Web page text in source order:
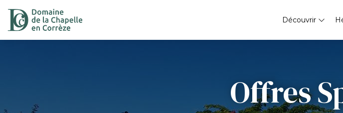
Découvrir
Offres